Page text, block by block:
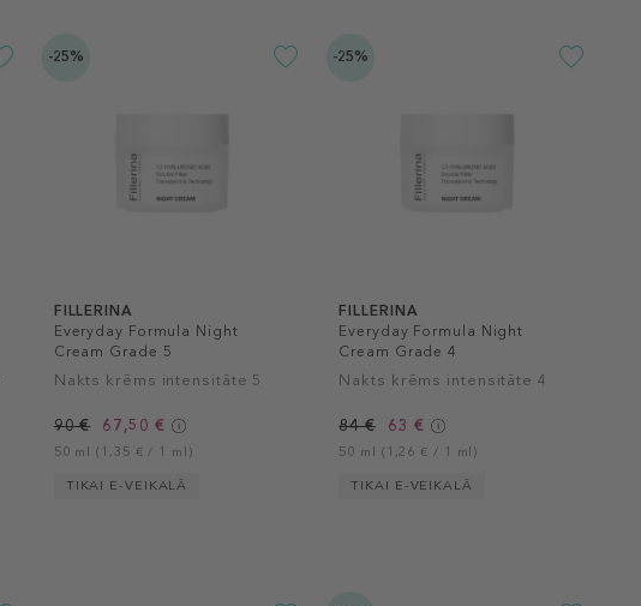
-25%
FILLERINA
Everyday Formula Night
Cream Grade 5
Nakts krēms intensitāte 5
90 € 67,50 €
50 ml (1,35 € / 1 ml)
TIKAI E-VEIKALĀ
-25%
FILLERINA
Everyday Formula Night
Cream Grade 4
Nakts krēms intensitāte 4
84 € 63 €
50 ml (1,26 € / 1 ml)
TIKAI E-VEIKALĀ